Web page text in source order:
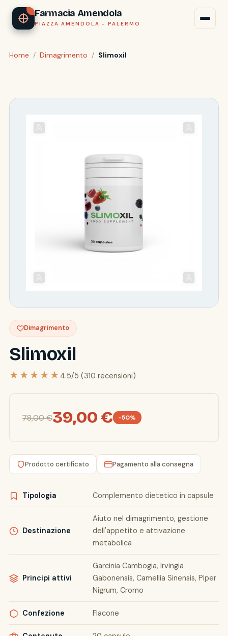
Farmacia Amendola
PIAZZA AMENDOLA - PALERMO
Home / Dimagrimento / Slimoxil
Dimagrimento
Slimoxil
★★★★★ 4.5/5 (310 recensioni)
78,00 €39,00 € -50%
Prodotto certificato Pagamento alla consegna
Tipologia Complemento dietetico in capsule
Destinazione
Aiuto nel dimagrimento, gestione
dell'appetito e attivazione
metabolica
Principi attivi
Garcinia Cambogia, Irvingia
Gabonensis, Camellia Sinensis, Piper
Nigrum, Cromo
Confezione Flacone